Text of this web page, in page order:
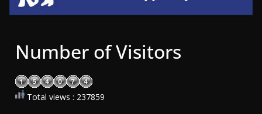
Number of Visitors
Total views : 237859